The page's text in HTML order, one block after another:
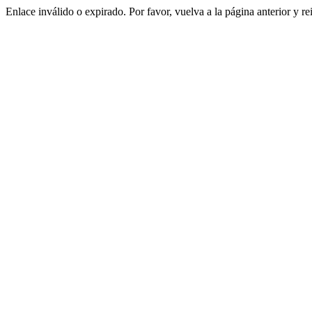
Enlace inválido o expirado. Por favor, vuelva a la página anterior y